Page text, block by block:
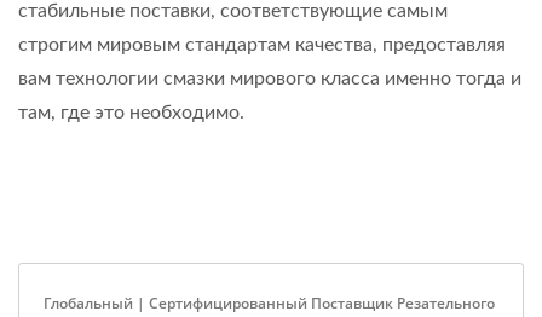
стабильные поставки, соответствующие самым
строгим мировым стандартам качества, предоставляя
вам технологии смазки мирового класса именно тогда и
там, где это необходимо.
Глобальный | Сертифицированный Поставщик Резательного